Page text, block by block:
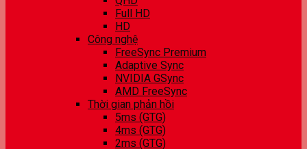
Full HD
HD
Công nghệ
FreeSync Premium
Adaptive Sync
NVIDIA GSync
AMD FreeSync
Thời gian phản hồi
5ms (GTG)
4ms (GTG)
2ms (GTG)